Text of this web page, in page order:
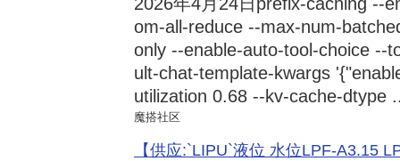
om-all-reduce --max-num-
only --enable-auto-tool-choice --
ult-chat-template-kwargs
utilization 0.68 --kv-cache-dtype
魔搭社区
【供应:`LIPU`液位 水位LPF-A3.15